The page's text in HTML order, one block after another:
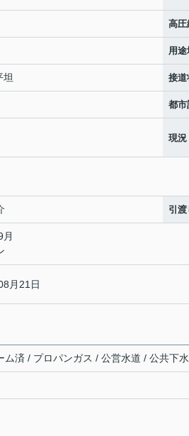
高圧
用
坦 接道
都市
現況
引渡
月
月21日
ム済 / プロパンガス / 公営水道 / 公共下